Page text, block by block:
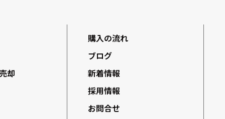
却
購入の流れ
ブログ
新着情報
採用情報
お問合せ